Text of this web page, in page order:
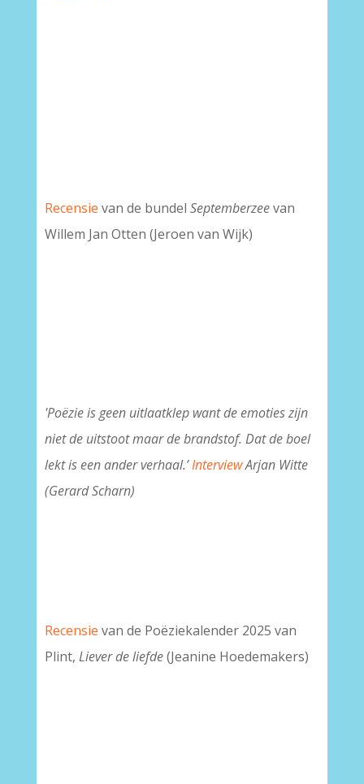
Recensie van de bundel Septemberzeevan
Willem Jan Otten (Jeroen van Wijk)
'Poëzie is geen uitlaatklep want de emoties zijn
niet de uitstoot maar de brandstof. Dat de boel
lekt is een ander verhaal.’InterviewArjan Witte
(Gerard Scharn)
Recensie van de Poëziekalender 2025 van
Plint, Liever de liefde(Jeanine Hoedemakers)